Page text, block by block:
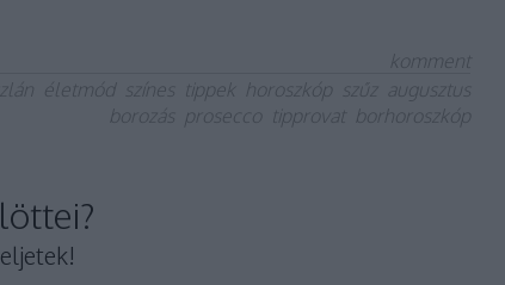
komment
életmód színes tippek horoszkóp szűz
augusztus
borozás prosecco tipprovat borhoroszkóp